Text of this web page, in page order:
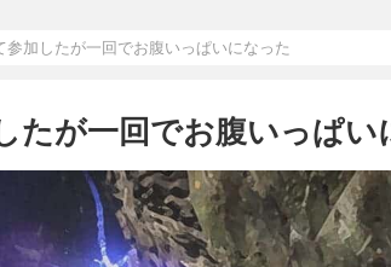
参加したが一回でお腹いっぱいになった
たが一回でお腹いっぱい